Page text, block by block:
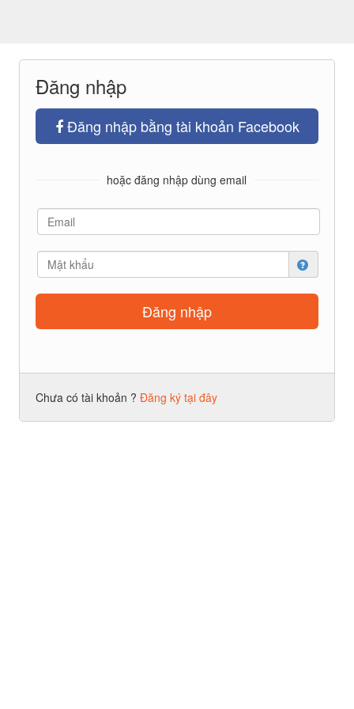
Đăng nhập
Đăng nhập bằng tài khoản Facebook
hoặc đăng nhập dùng email
Chưa có tài khoản ? Đăng ký tại đây